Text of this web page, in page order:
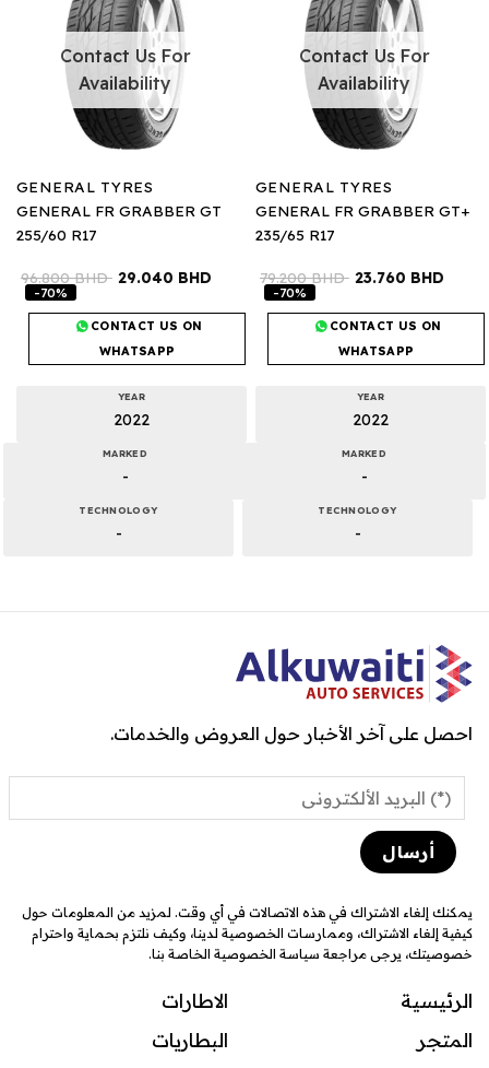
Contact Us For
Availability
GENERAL TYRES
GENERAL FR GRABBER GT+
235/65 R17
79.200BHD 23.760 BHD
-70%
CONTACT US ON
WHATSAPP
YEAR
2022
MARKED
-
TECHNOLOGY
-
Contact Us For
Availability
GENERAL TYRES
GENERAL FR GRABBER GT
255/60 R17
96.800BHD 29.040 BHD
-70%
CONTACT US ON
WHATSAPP
YEAR
2022
MARKED
-
TECHNOLOGY
-
احصل على آخر الأخبار حول العروض والخدمات.
يمكنك إلغاء الاشتراك في هذه الاتصالات في أي وقت. لمزيد من المعلومات حول
كيفية إلغاء الاشتراك، وممارسات الخصوصية لدينا، وكيف نلتزم بحماية واحترام
خصوصيتك، يرجى مراجعة سياسة الخصوصية الخاصة بنا.
الرئيسية
المتجر
الاطارات
البطاريات